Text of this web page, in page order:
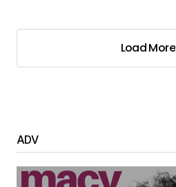
Load More
Load More
ADV